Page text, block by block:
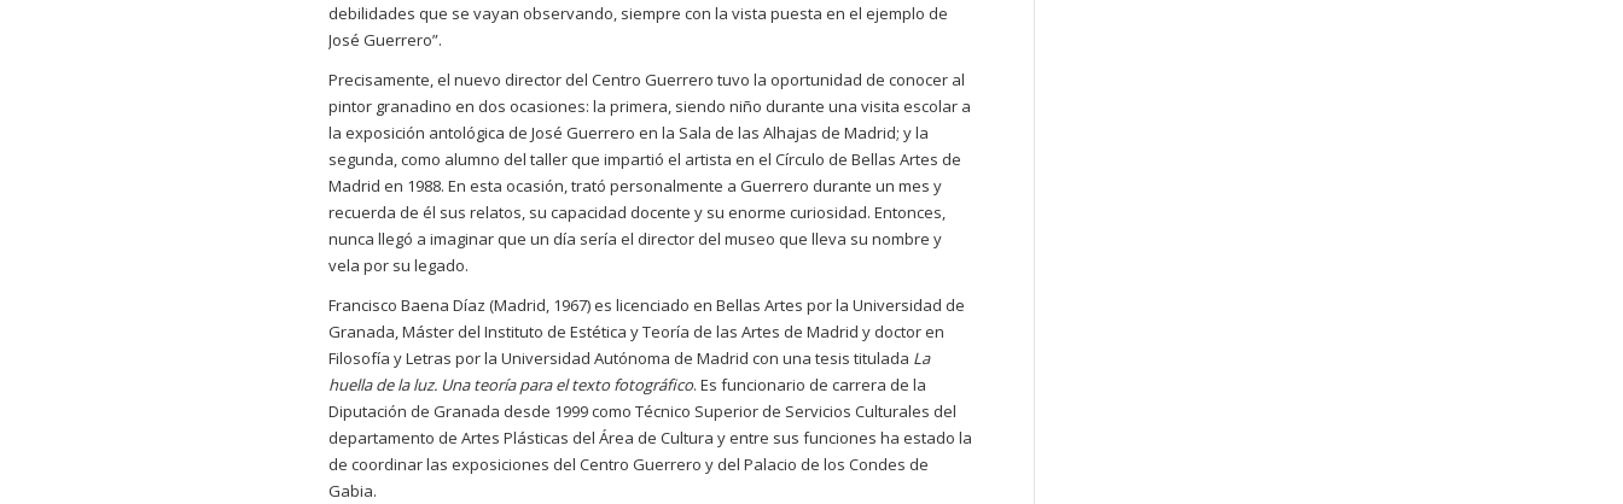
debilidades que se vayan observando, siempre con la vista puesta en el ejemplo de
José Guerrero”.
Precisamente, el nuevo director del Centro Guerrero tuvo la oportunidad de conocer al
pintor granadino en dos ocasiones: la primera, siendo niño durante una visita escolar a
la exposición antológica de José Guerrero en la Sala de las Alhajas de Madrid; y la
segunda, como alumno del taller que impartió el artista en el Círculo de Bellas Artes de
Madrid en 1988. En esta ocasión, trató personalmente a Guerrero durante un mes y
recuerda de él sus relatos, su capacidad docente y su enorme curiosidad. Entonces,
nunca llegó a imaginar que un día sería el director del museo que lleva su nombre y
vela por su legado.
Francisco Baena Díaz (Madrid, 1967) es licenciado en Bellas Artes por la Universidad de
Granada, Máster del Instituto de Estética y Teoría de las Artes de Madrid y doctor en
Filosofía y Letras por la Universidad Autónoma de Madrid con una tesis titulada La
huella de la luz. Una teoría para el texto fotográfico. Es funcionario de carrera de la
Diputación de Granada desde 1999 como Técnico Superior de Servicios Culturales del
departamento de Artes Plásticas del Área de Cultura y entre sus funciones ha estado la
de coordinar las exposiciones del Centro Guerrero y del Palacio de los Condes de
Gabia.